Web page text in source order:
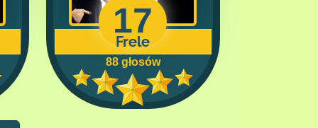
17
Frele
88 głosów